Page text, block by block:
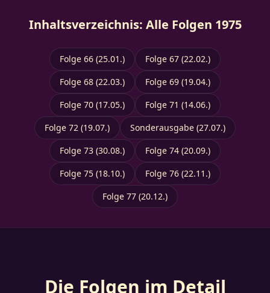
Inhaltsverzeichnis: Alle Folgen 1975
Folge 66 (25.01.)
Folge 67 (22.02.)
Folge 68 (22.03.)
Folge 69 (19.04.)
Folge 70 (17.05.)
Folge 71 (14.06.)
Folge 72 (19.07.)
Sonderausgabe (27.07.)
Folge 73 (30.08.)
Folge 74 (20.09.)
Folge 75 (18.10.)
Folge 76 (22.11.)
Folge 77 (20.12.)
Die Folgen im Detail